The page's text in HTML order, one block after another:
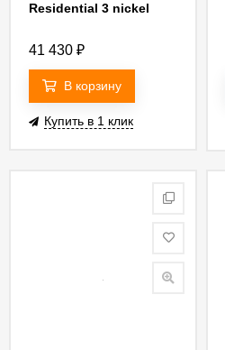
Residential 3 nickel
41 430 ₽
В корзину
Купить в 1 клик